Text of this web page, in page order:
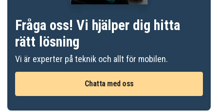
Fråga oss! Vi hjälper dig hitta
rätt lösning
Vi är experter på teknik och allt för mobilen.
Chatta med oss